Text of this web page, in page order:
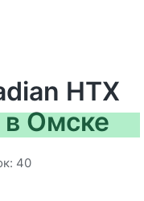
HTX
в Омске
40